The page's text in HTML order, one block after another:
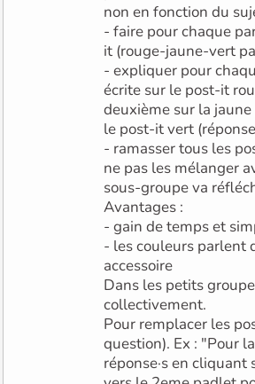
non en fonction du
- faire pour chaque
it (rouge-jaune-vert
- expliquer pour
écrite sur le post-it
deuxième sur la
le post-it vert
- ramasser tous les
ne pas les mélanger
sous-groupe va
Avantages :
- gain de temps et
- les couleurs parlent
accessoire
Dans les petits
collectivement.
Pour remplacer les
question). Ex : "Pour
réponse·s en